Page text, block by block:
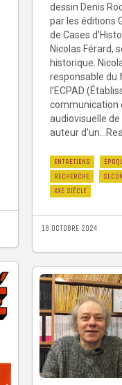
dessin Denis
par les éditions
de Cases
Nicolas Férard,
historique.
responsable du
l’ECPAD
communication
audiovisuelle
auteur
ENTRETIENS
RECHERCHE
XXE SIÈCLE
18 OCTOBRE 2024